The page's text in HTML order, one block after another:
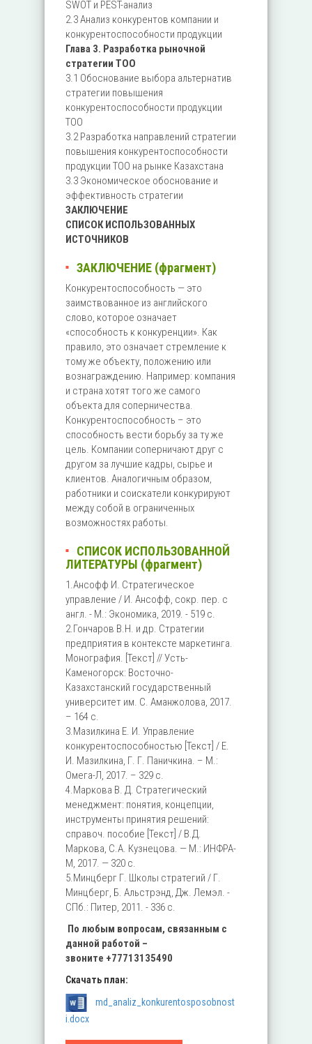
SWOT и PEST-анализ
2.3 Анализ конкурентов компании и
конкурентоспособности продукции
Глава 3. Разработка рыночной
стратегии ТОО
3.1 Обоснование выбора альтернатив
стратегии повышения
конкурентоспособности продукции
ТОО
3.2 Разработка направлений стратегии
повышения конкурентоспособности
продукции ТОО на рынке Казахстана
3.3 Экономическое обоснование и
эффективность стратегии
ЗАКЛЮЧЕНИЕ
СПИСОК ИСПОЛЬЗОВАННЫХ
ИСТОЧНИКОВ
ЗАКЛЮЧЕНИЕ (фрагмент)
Конкурентоспособность — это
заимствованное из английского
слово, которое означает
«способность к конкуренции». Как
правило, это означает стремление к
тому же объекту, положению или
вознаграждению. Например: компания
и страна хотят того же самого
объекта для соперничества.
Конкурентоспособность – это
способность вести борьбу за ту же
цель. Компании соперничают друг с
другом за лучшие кадры, сырье и
клиентов. Аналогичным образом,
работники и соискатели конкурируют
между собой в ограниченных
возможностях работы.
СПИСОК ИСПОЛЬЗОВАННОЙ
ЛИТЕРАТУРЫ (фрагмент)
1.Ансофф И. Стратегическое
управление / И. Ансофф, сокр. пер. с
англ. - М.: Экономика, 2019. - 519 с.
2.Гончаров В.Н. и др. Стратегии
предприятия в контексте маркетинга.
Монография. [Текст] // Усть-
Каменогорск: Восточно-
Казахстанский государственный
университет им. С. Аманжолова, 2017.
– 164 с.
3.Мазилкина Е. И. Управление
конкурентоспособностью [Текст] / Е.
И. Мазилкина, Г. Г. Паничкина. – М.:
Омега-Л, 2017. – 329 с.
4.Маркова В. Д. Стратегический
менеджмент: понятия, концепции,
инструменты принятия решений:
справоч. пособие [Текст] / В.Д.
Маркова, С.А. Кузнецова. — М.: ИНФРА-
М, 2017. — 320 с.
5.Минцберг Г. Школы стратегий / Г.
Минцберг, Б. Альстрэнд, Дж. Лемэл. -
СПб.: Питер, 2011. - 336 с.
По любым вопросам, связанным с
данной работой –
звоните +77713135490
Скачать план:
md_analiz_konkurentosposobnost
i.docx